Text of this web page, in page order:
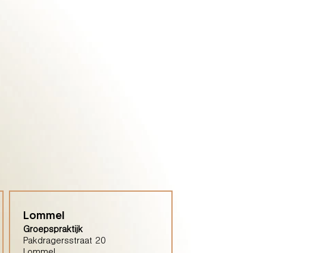
Lommel
Groepspraktijk
Pakdragersstraat 20